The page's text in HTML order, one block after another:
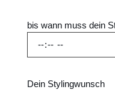
bis wann muss dein
Dein Stylingwunsch